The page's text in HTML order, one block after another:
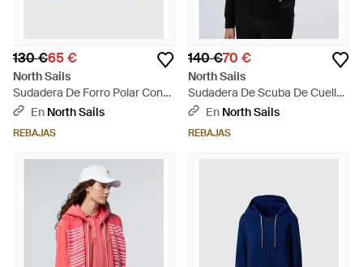
130 €65 €
North Sails
Sudadera De Forro Polar Con
Media Cremallera Para El
En North Sails
REBAJAS
140 €70 €
North Sails
Sudadera De Scuba De Cuello
Alto - Negro
En North Sails
REBAJAS